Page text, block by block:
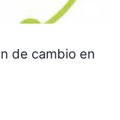
de cambio en